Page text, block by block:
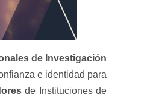
de Investigación
e identidad para
de Instituciones de